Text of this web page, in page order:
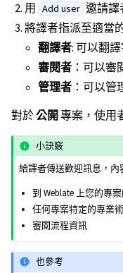
用 Add user 邀請譯
將譯者指派至適當
翻譯者: 可以翻
審閱者 ：可以審
管理者 ：可以管
對於公開 專案，使用
小訣竅
給譯者傳送歡迎訊息，內
到 Weblate 上您的專
任何專案特定的專業
審閱流程資訊
也參考